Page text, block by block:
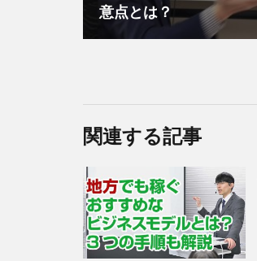
意点とは？
関連する記事